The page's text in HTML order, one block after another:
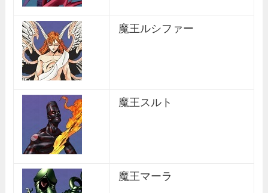
魔王ルシファー
魔王スルト
魔王マーラ